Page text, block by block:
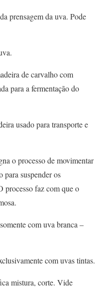
prensagem da uva. Pode
de carvalho com
para a fermentação do
usado para transporte e
o processo de movimentar
para suspender os
processo faz com que o
com uva branca –
com uvas tintas.
mistura, corte. Vide